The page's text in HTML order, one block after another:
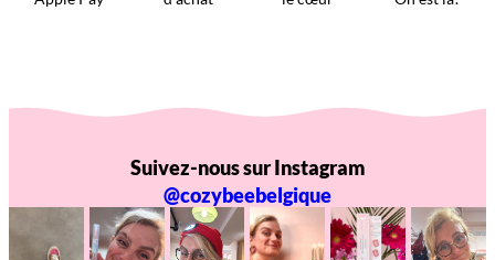
Suivez-nous sur Instagram
@cozybeebelgique